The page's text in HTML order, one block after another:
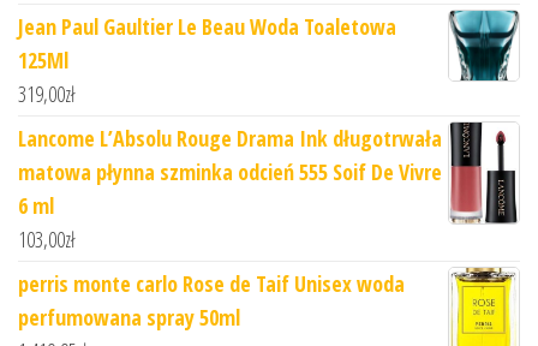
Jean Paul Gaultier Le Beau Woda Toaletowa
125Ml
319,00zł
Lancome L’Absolu Rouge Drama Ink długotrwała
matowa płynna szminka odcień 555 Soif De Vivre
6 ml
103,00zł
perris monte carlo Rose de Taif Unisex woda
perfumowana spray 50ml